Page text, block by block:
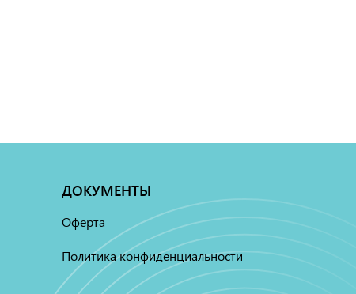
ДОКУМЕНТЫ
Оферта
Политика конфиденциальности